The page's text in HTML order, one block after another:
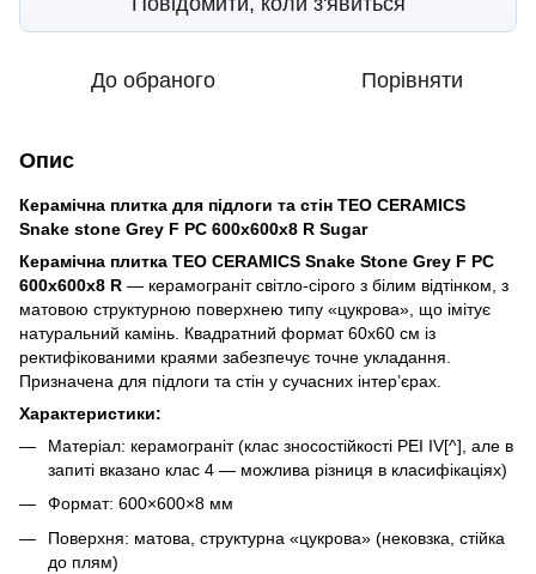
До обраного Порівняти
Опис
Керамічна плитка для підлоги та стін TEO CERAMICS
Snake stone Grey F PC 600x600x8 R Sugar
Керамічна плитка TEO CERAMICS Snake Stone Grey F PC
600x600x8 R — керамограніт світло-сірого з білим відтінком, з
матовою структурною поверхнею типу «цукрова», що імітує
натуральний камінь. Квадратний формат 60x60 см із
ректифікованими краями забезпечує точне укладання.
Призначена для підлоги та стін у сучасних інтер’єрах.
Характеристики:
Матеріал: керамограніт (клас зносостійкості PEI IV[^], але в
запиті вказано клас 4 — можлива різниця в класифікаціях)
Формат: 600×600×8 мм
Поверхня: матова, структурна «цукрова» (нековзка, стійка
до плям)